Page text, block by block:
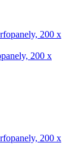
200 x